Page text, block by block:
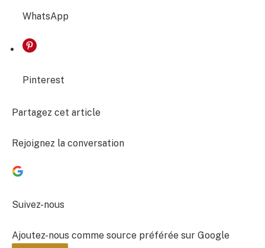
WhatsApp
Pinterest
Partagez cet article
Rejoignez la conversation
Suivez-nous
Ajoutez-nous comme source préférée sur Google